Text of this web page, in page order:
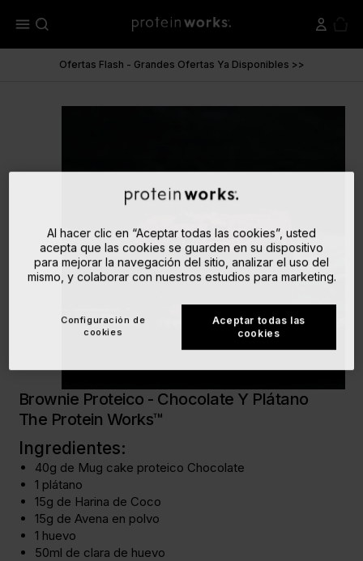
menu
Ofertas Flash - Grandes Ofertas Ya Disponibles >>
Brownie Proteico - Chocolate Y Plátano
The Protein Works™
Ingredientes:
40g de Mug cake proteico Chocolate
1 plátano
15g de Harina de Coco
15g de Avena en polvo
1 huevo
50ml de clara de huevo
Al hacer clic en “Aceptar todas las cookies”, usted
acepta que las cookies se guarden en su dispositivo
para mejorar la navegación del sitio, analizar el uso del
mismo, y colaborar con nuestros estudios para marketing.
Aceptar todas las
cookies
Configuración de
cookies